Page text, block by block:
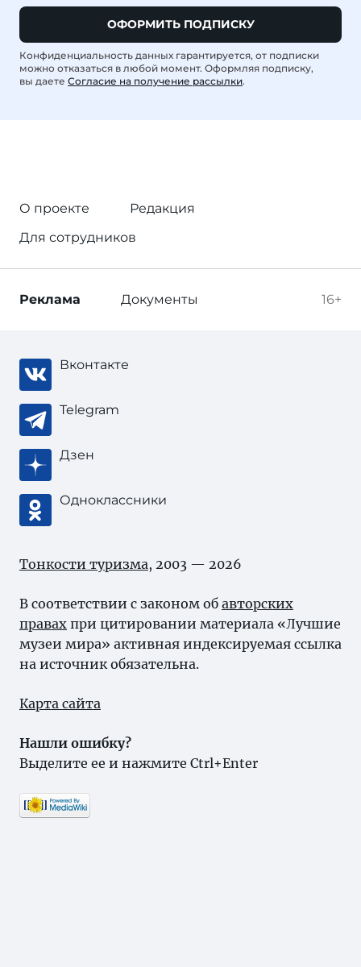
ОФОРМИТЬ ПОДПИСКУ
Конфиденциальность данных гарантируется, от подписки
можно отказаться в любой момент. Оформляя подписку,
вы даете Согласие на получение рассылки.
О проекте
Редакция
Для сотрудников
16+
Реклама Документы
Вконтакте
Telegram
Дзен
Одноклассники
Тонкости туризма, 2003 — 2026
В соответствии с законом об авторских
правах при цитировании материала «Лучшие
музеи мира» активная индексируемая ссылка
на источник обязательна.
Карта сайта
Нашли ошибку?
Выделите ее и нажмите Ctrl+Enter